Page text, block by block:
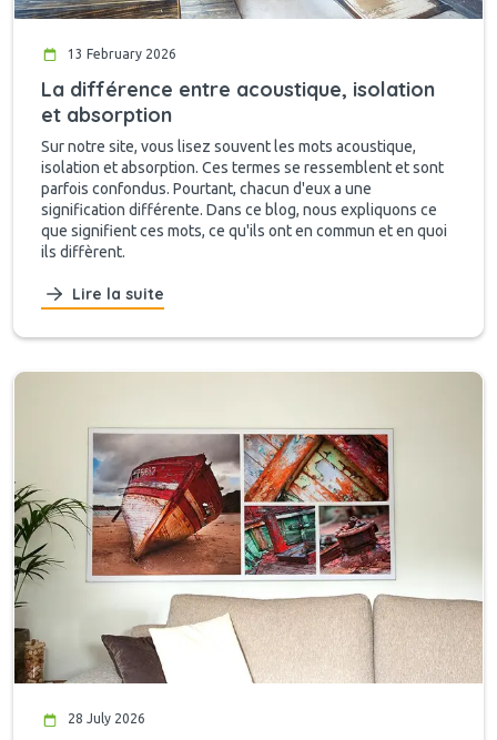
13 February 2026
La différence entre acoustique, isolation
et absorption
Sur notre site, vous lisez souvent les mots acoustique,
isolation et absorption. Ces termes se ressemblent et sont
parfois confondus. Pourtant, chacun d'eux a une
signification différente. Dans ce blog, nous expliquons ce
que signifient ces mots, ce qu'ils ont en commun et en quoi
ils diffèrent.
Lire la suite
28 July 2026